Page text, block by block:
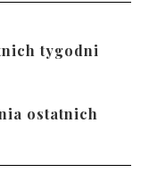
tygodni
ostatnich